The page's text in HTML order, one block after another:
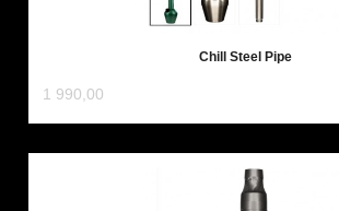
Chill Steel Pipe
1 990,00